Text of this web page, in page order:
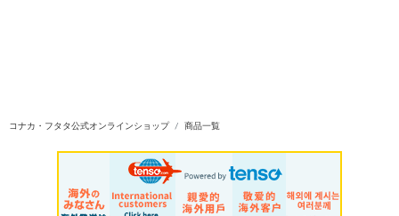
コナカ・フタタ公式オンラインショップ 商品一覧